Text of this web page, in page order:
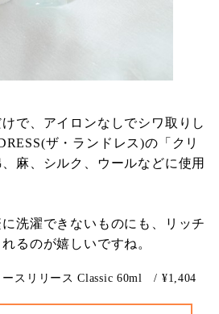
で、アイロンなしでシワ取りし
ザ・ランドレス)の「クリ
麻、シルク、ウールなどに使用
洗濯できないものにも、リッチ
るのが嬉しいですね。
スリリース Classic 60ml / ¥1,404